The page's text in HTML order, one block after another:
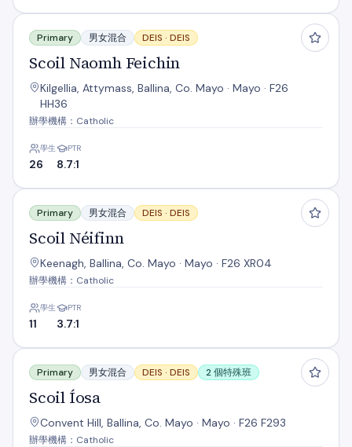
Scoil Naomh Feichin
Primary 男女混合 DEIS · DEIS
Scoil Naomh Feichin
Kilgellia, Attymass, Ballina, Co. Mayo · Mayo · F26
HH36
辦學機構：Catholic
學生
26
PTR
8.7:1
Scoil Néifinn
Primary 男女混合 DEIS · DEIS
Scoil Néifinn
Keenagh, Ballina, Co. Mayo · Mayo · F26 XR04
辦學機構：Catholic
學生
11
PTR
3.7:1
Scoil Íosa
Primary 男女混合 DEIS · DEIS 2 個特殊班
Scoil Íosa
Convent Hill, Ballina, Co. Mayo · Mayo · F26 F293
辦學機構：Catholic